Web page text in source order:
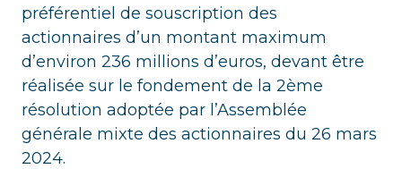
préférentiel de souscription des
actionnaires d’un montant maximum
d’environ 236 millions d’euros, devant être
réalisée sur le fondement de la 2ème
résolution adoptée par l’Assemblée
générale mixte des actionnaires du 26 mars
2024.